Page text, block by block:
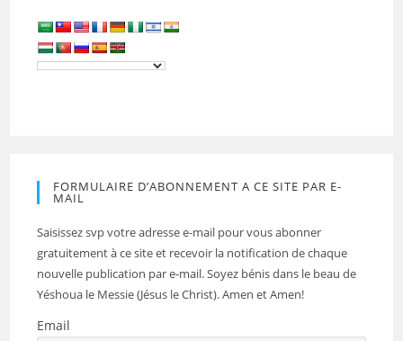
FORMULAIRE D’ABONNEMENT A CE SITE PAR E-
MAIL
Saisissez svp votre adresse e-mail pour vous abonner
gratuitement à ce site et recevoir la notification de chaque
nouvelle publication par e-mail. Soyez bénis dans le beau de
Yéshoua le Messie (Jésus le Christ). Amen et Amen!
Email